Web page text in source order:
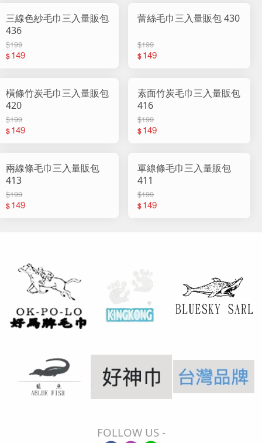
三線色紗毛巾三入量販包
436
$199
$149
蕾絲毛巾三入量販包 430
$199
$149
橫條竹炭毛巾三入量販包
420
$199
$149
素面竹炭毛巾三入量販包
416
$199
$149
兩線條毛巾三入量販包
413
$199
$149
單線條毛巾三入量販包
411
$199
$149
FOLLOW US -